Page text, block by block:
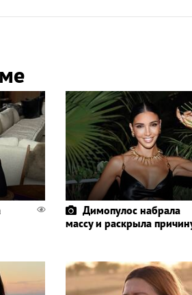
Димопулос набрала
массу и раскрыла